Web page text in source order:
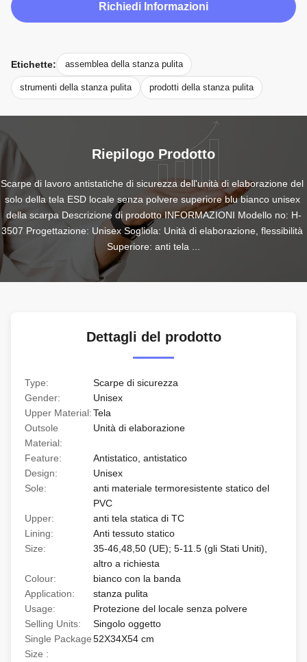
Richiedi Informazioni
Etichette: assemblea della stanza pulita
strumenti della stanza pulita prodotti della stanza pulita
Riepilogo Prodotto
Scarpe di lavoro antistatiche di sicurezza dell'unità di elaborazione del
solo della tela ESD locale senza polvere superiore blu bianco unisex
della scarpa Descrizione di prodotto INFORMAZIONI Modello no: H-
3507 Progettazione: Unisex Sogliola: Unità di elaborazione, flessibilità
Superiore: anti tela ...
Dettagli del prodotto
Type:
Scarpe di sicurezza
Gender:
Unisex
Upper Material:Tela
Outsole
Material:
Unità di elaborazione
Feature:
Antistatico, antistatico
Design:
Unisex
Sole:
anti materiale termoresistente statico del
PVC
Upper:
anti tela statica di TC
Lining:
Anti tessuto statico
Size:
35-46,48,50 (UE); 5-11.5 (gli Stati Uniti),
altro a richiesta
Colour:
bianco con la banda
Application:
stanza pulita
Usage:
Protezione del locale senza polvere
Selling Units:
Singolo oggetto
Single Package
Size :
52X34X54 cm